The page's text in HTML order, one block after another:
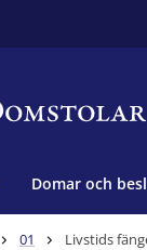
Domar och
01 Livstids